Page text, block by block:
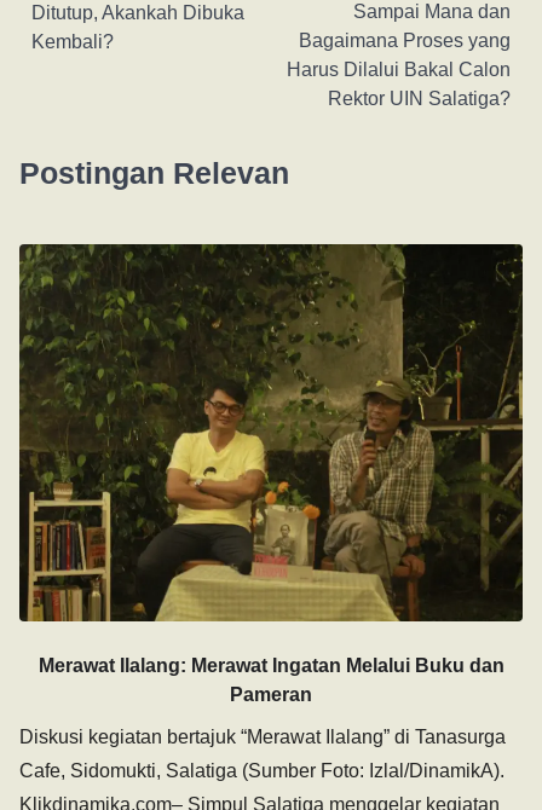
Ditutup, Akankah Dibuka
Kembali?
Sampai Mana dan
Bagaimana Proses yang
Harus Dilalui Bakal Calon
Rektor UIN Salatiga?
Postingan Relevan
Merawat Ilalang: Merawat Ingatan Melalui Buku dan
Pameran
Diskusi kegiatan bertajuk “Merawat Ilalang” di Tanasurga
Cafe, Sidomukti, Salatiga (Sumber Foto: Izlal/DinamikA).
Klikdinamika.com– Simpul Salatiga menggelar kegiatan